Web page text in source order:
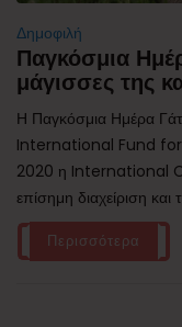
Δημοφιλή
Παγκόσμια
μάγισσες της
Η Παγκόσμια Ημέρα
International Fund for
2020 η International
επίσημη διαχείριση
Περισσότερα